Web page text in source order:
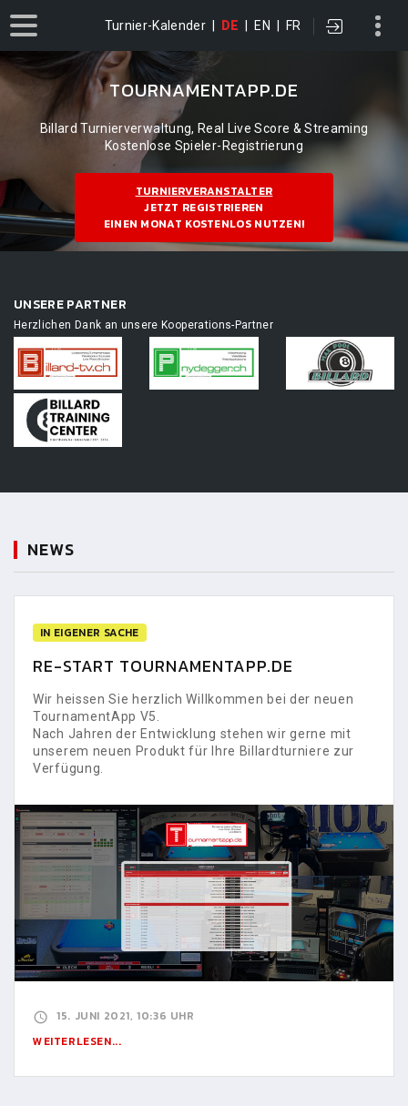
Turnier-Kalender DE EN FR
TOURNAMENTAPP.DE
Billard Turnierverwaltung, Real Live Score & Streaming
Kostenlose Spieler-Registrierung
TURNIERVERANSTALTER
JETZT REGISTRIEREN
EINEN MONAT KOSTENLOS NUTZEN!
UNSERE PARTNER
Herzlichen Dank an unsere Kooperations-Partner
NEWS
IN EIGENER SACHE
RE-START TOURNAMENTAPP.DE
Wir heissen Sie herzlich Willkommen bei der neuen
TournamentApp V5.
Nach Jahren der Entwicklung stehen wir gerne mit
unserem neuen Produkt für Ihre Billardturniere zur
Verfügung.
15. JUNI 2021, 10:36 UHR
WEITERLESEN...